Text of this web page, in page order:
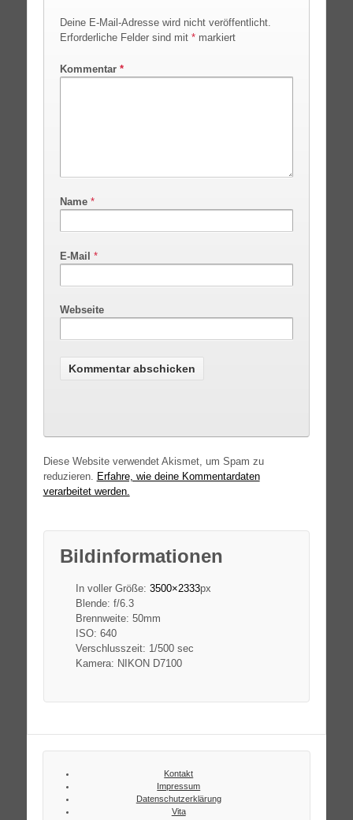
Deine E-Mail-Adresse wird nicht veröffentlicht.
Erforderliche Felder sind mit *markiert
Kommentar *
Name *
E-Mail *
Webseite
Diese Website verwendet Akismet, um Spam zu
reduzieren.
Erfahre, wie deine Kommentardaten
verarbeitet werden.
Bildinformationen
In voller Größe: 3500×2333px
Blende: f/6.3
Brennweite: 50mm
ISO: 640
Verschlusszeit: 1/500 sec
Kamera: NIKON D7100
Kontakt
Impressum
Datenschutzerklärung
Vita